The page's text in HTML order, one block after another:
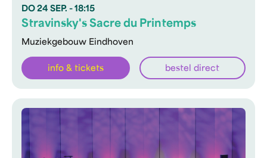
DO 24 SEP. - 18:15
Muziekgebouw Eindhoven
Stravinsky's Sacre du Printemps
info & tickets bestel direct